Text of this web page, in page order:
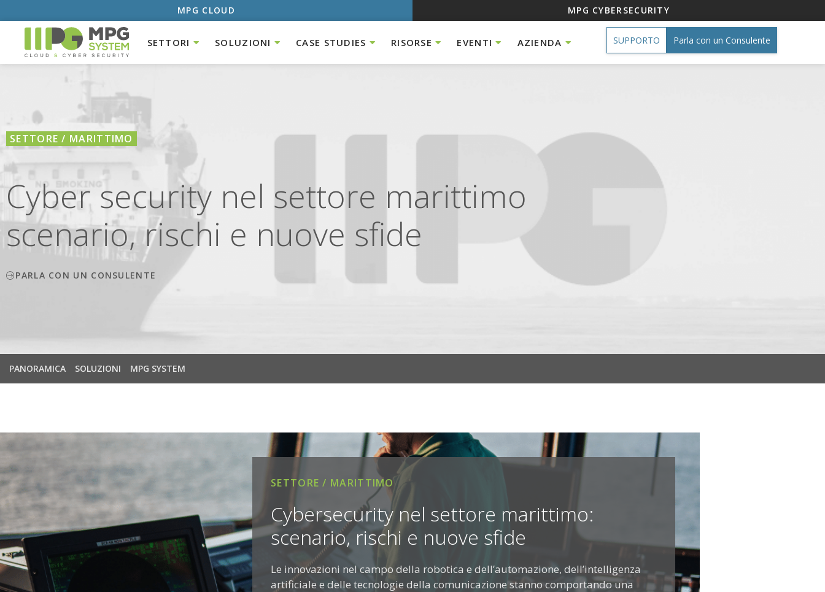
MPG CLOUD MPG CYBERSECURITY
SETTORI SOLUZIONI CASE STUDIES RISORSE EVENTI AZIENDA SUPPORTO Parla con un Consulente
SETTORE / MARITTIMO
Cyber security nel settore marittimo
scenario, rischi e nuove sfide
PARLA CON UN CONSULENTE
PANORAMICA SOLUZIONI MPG SYSTEM
SETTORE / MARITTIMO
Cybersecurity nel settore marittimo:
scenario, rischi e nuove sfide
Le innovazioni nel campo della robotica e dell’automazione, dell’intelligenza
artificiale e delle tecnologie della comunicazione stanno comportando una